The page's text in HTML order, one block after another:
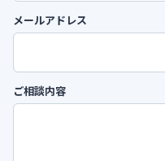
メールアドレス
ご相談内容